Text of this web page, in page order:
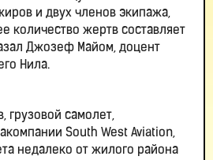
и двух членов экипажа,
количество жертв составляет
Джозеф Майом, доцент
Нила.
грузовой самолет,
South West Aviation,
недалеко от жилого района